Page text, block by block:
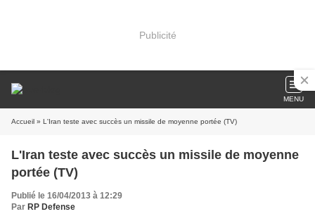
Publicité
MENU
Accueil » L'Iran teste avec succès un missile de moyenne portée (TV)
L'Iran teste avec succès un missile de moyenne
portée (TV)
Publié le 16/04/2013 à 12:29
Par RP Defense